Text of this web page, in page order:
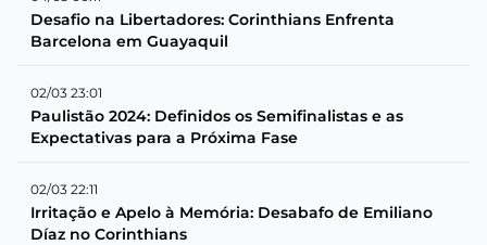
Desafio na Libertadores: Corinthians Enfrenta
Barcelona em Guayaquil
02/03 23:01
Paulistão 2024: Definidos os Semifinalistas e as
Expectativas para a Próxima Fase
02/03 22:11
Irritação e Apelo à Memória: Desabafo de Emiliano
Díaz no Corinthians